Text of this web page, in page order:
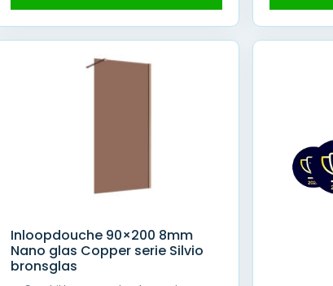
€ 309,00.€ 209,00.
Inloopdouche 90×200 8mm
Nano glas Copper serie Silvio
bronsglas